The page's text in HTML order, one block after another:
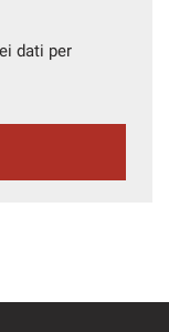
dati per